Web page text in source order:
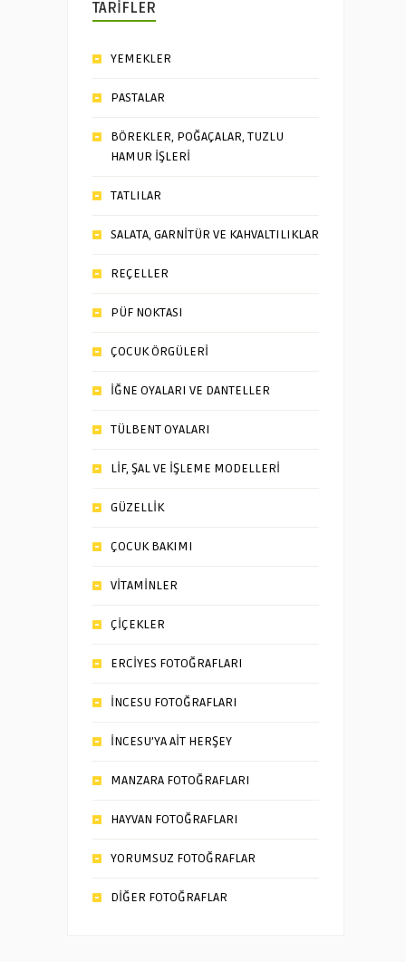
TARİFLER
YEMEKLER
PASTALAR
BÖREKLER, POĞAÇALAR, TUZLU
HAMUR İŞLERİ
TATLILAR
SALATA, GARNİTÜR VE KAHVALTILIKLAR
REÇELLER
PÜF NOKTASI
ÇOCUK ÖRGÜLERİ
İĞNE OYALARI VE DANTELLER
TÜLBENT OYALARI
LİF, ŞAL VE İŞLEME MODELLERİ
GÜZELLİK
ÇOCUK BAKIMI
VİTAMİNLER
ÇİÇEKLER
ERCİYES FOTOĞRAFLARI
İNCESU FOTOĞRAFLARI
İNCESU’YA AİT HERŞEY
MANZARA FOTOĞRAFLARI
HAYVAN FOTOĞRAFLARI
YORUMSUZ FOTOĞRAFLAR
DİĞER FOTOĞRAFLAR